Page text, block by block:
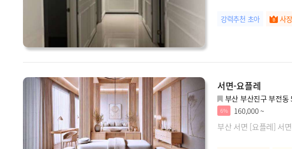
강력추천 초아 사
서면-요플레
부산 부산진구 부전동
6% 160,000 ~
부산 서면 [요플레] 서